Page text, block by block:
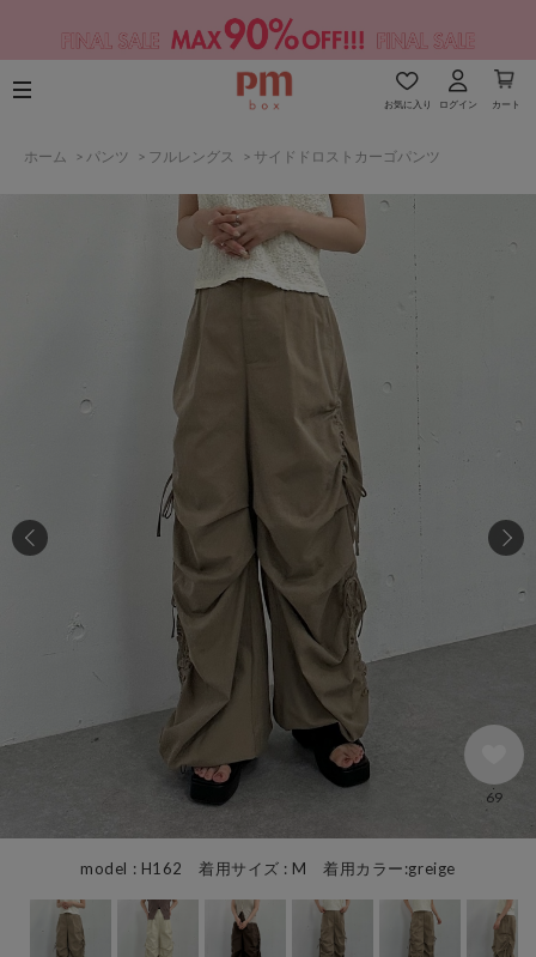
お気に入り ログイン カート
ホーム > パンツ > フルレングス > サイドドロストカーゴパンツ
model : H162 着用サイズ : M 着用カラー:greige
69